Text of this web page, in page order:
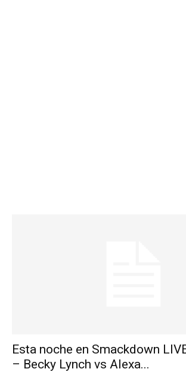
Esta noche en Smackdown
– Becky Lynch vs Alexa...